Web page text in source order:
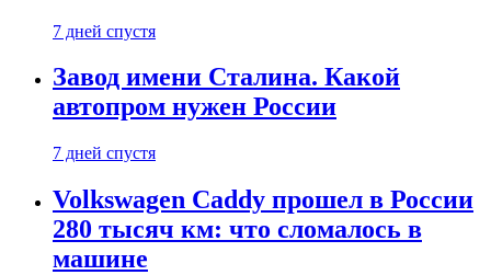
7 дней спустя
Завод имени Сталина. Какой
автопром нужен России
7 дней спустя
Volkswagen Caddy прошел в России
280 тысяч км: что сломалось в
машине